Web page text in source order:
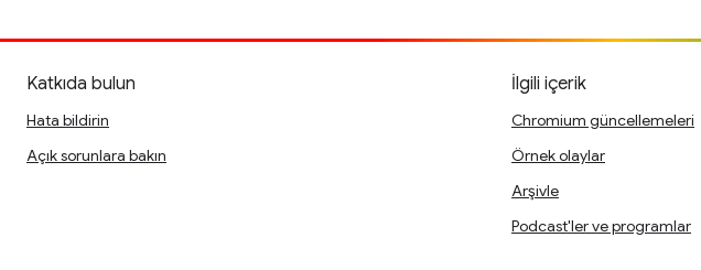
Katkıda bulun
Hata bildirin
Açık sorunlara bakın
İlgili içerik
Chromium güncellemeleri
Örnek olaylar
Arşivle
Podcast'ler ve programlar